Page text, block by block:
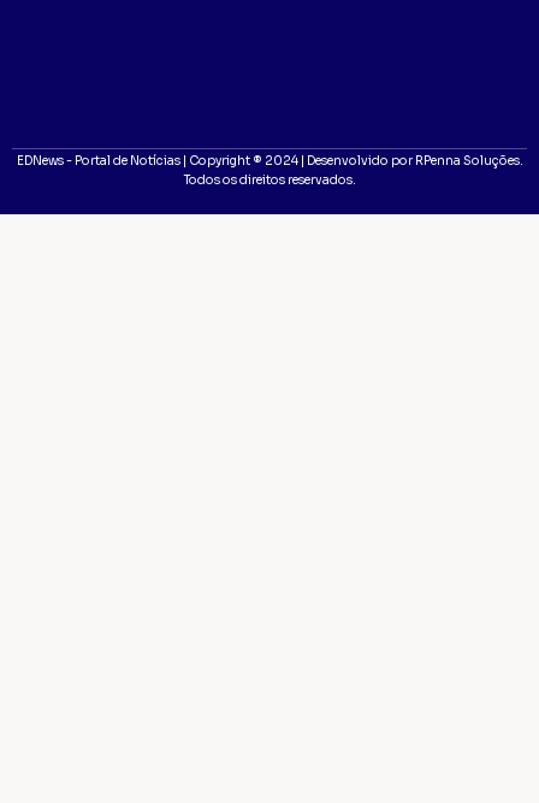
EDNews - Portal de Notícias | Copyright ® 2024 | Desenvolvido por RPenna Soluções.
Todos os direitos reservados.